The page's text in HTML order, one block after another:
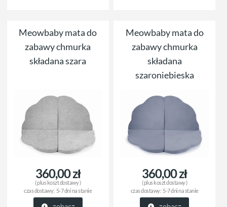
Meowbaby mata do
zabawy chmurka
składana szara
360,00 zł
( plus koszt dostawy)
czas dostawy: 5-7 dni na stanie
Meowbaby mata do
zabawy chmurka
składana
szaroniebieska
360,00 zł
( plus koszt dostawy)
czas dostawy: 5-7 dni na stanie